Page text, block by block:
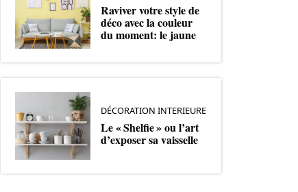
Raviver votre style de
déco avec la couleur
du moment: le jaune
DÉCORATION INTERIEURE
Le « Shelfie » ou l’art
d’exposer sa vaisselle